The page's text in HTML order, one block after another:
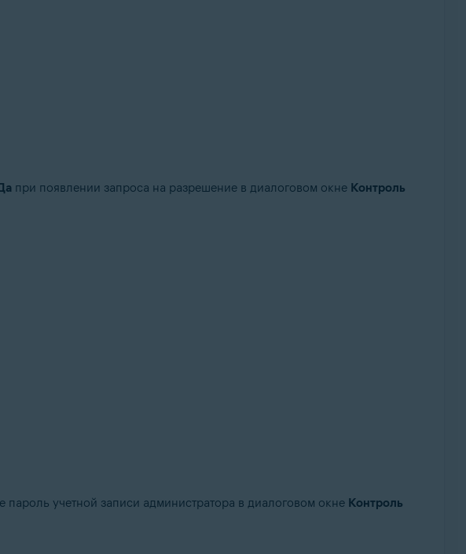
при появлении запроса на разрешение в диалоговом окне Контроль
пароль учетной записи администратора в диалоговом окне Контроль